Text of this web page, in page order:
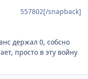
557802[/snapback]
держал 0, собсно
просто в эту войну